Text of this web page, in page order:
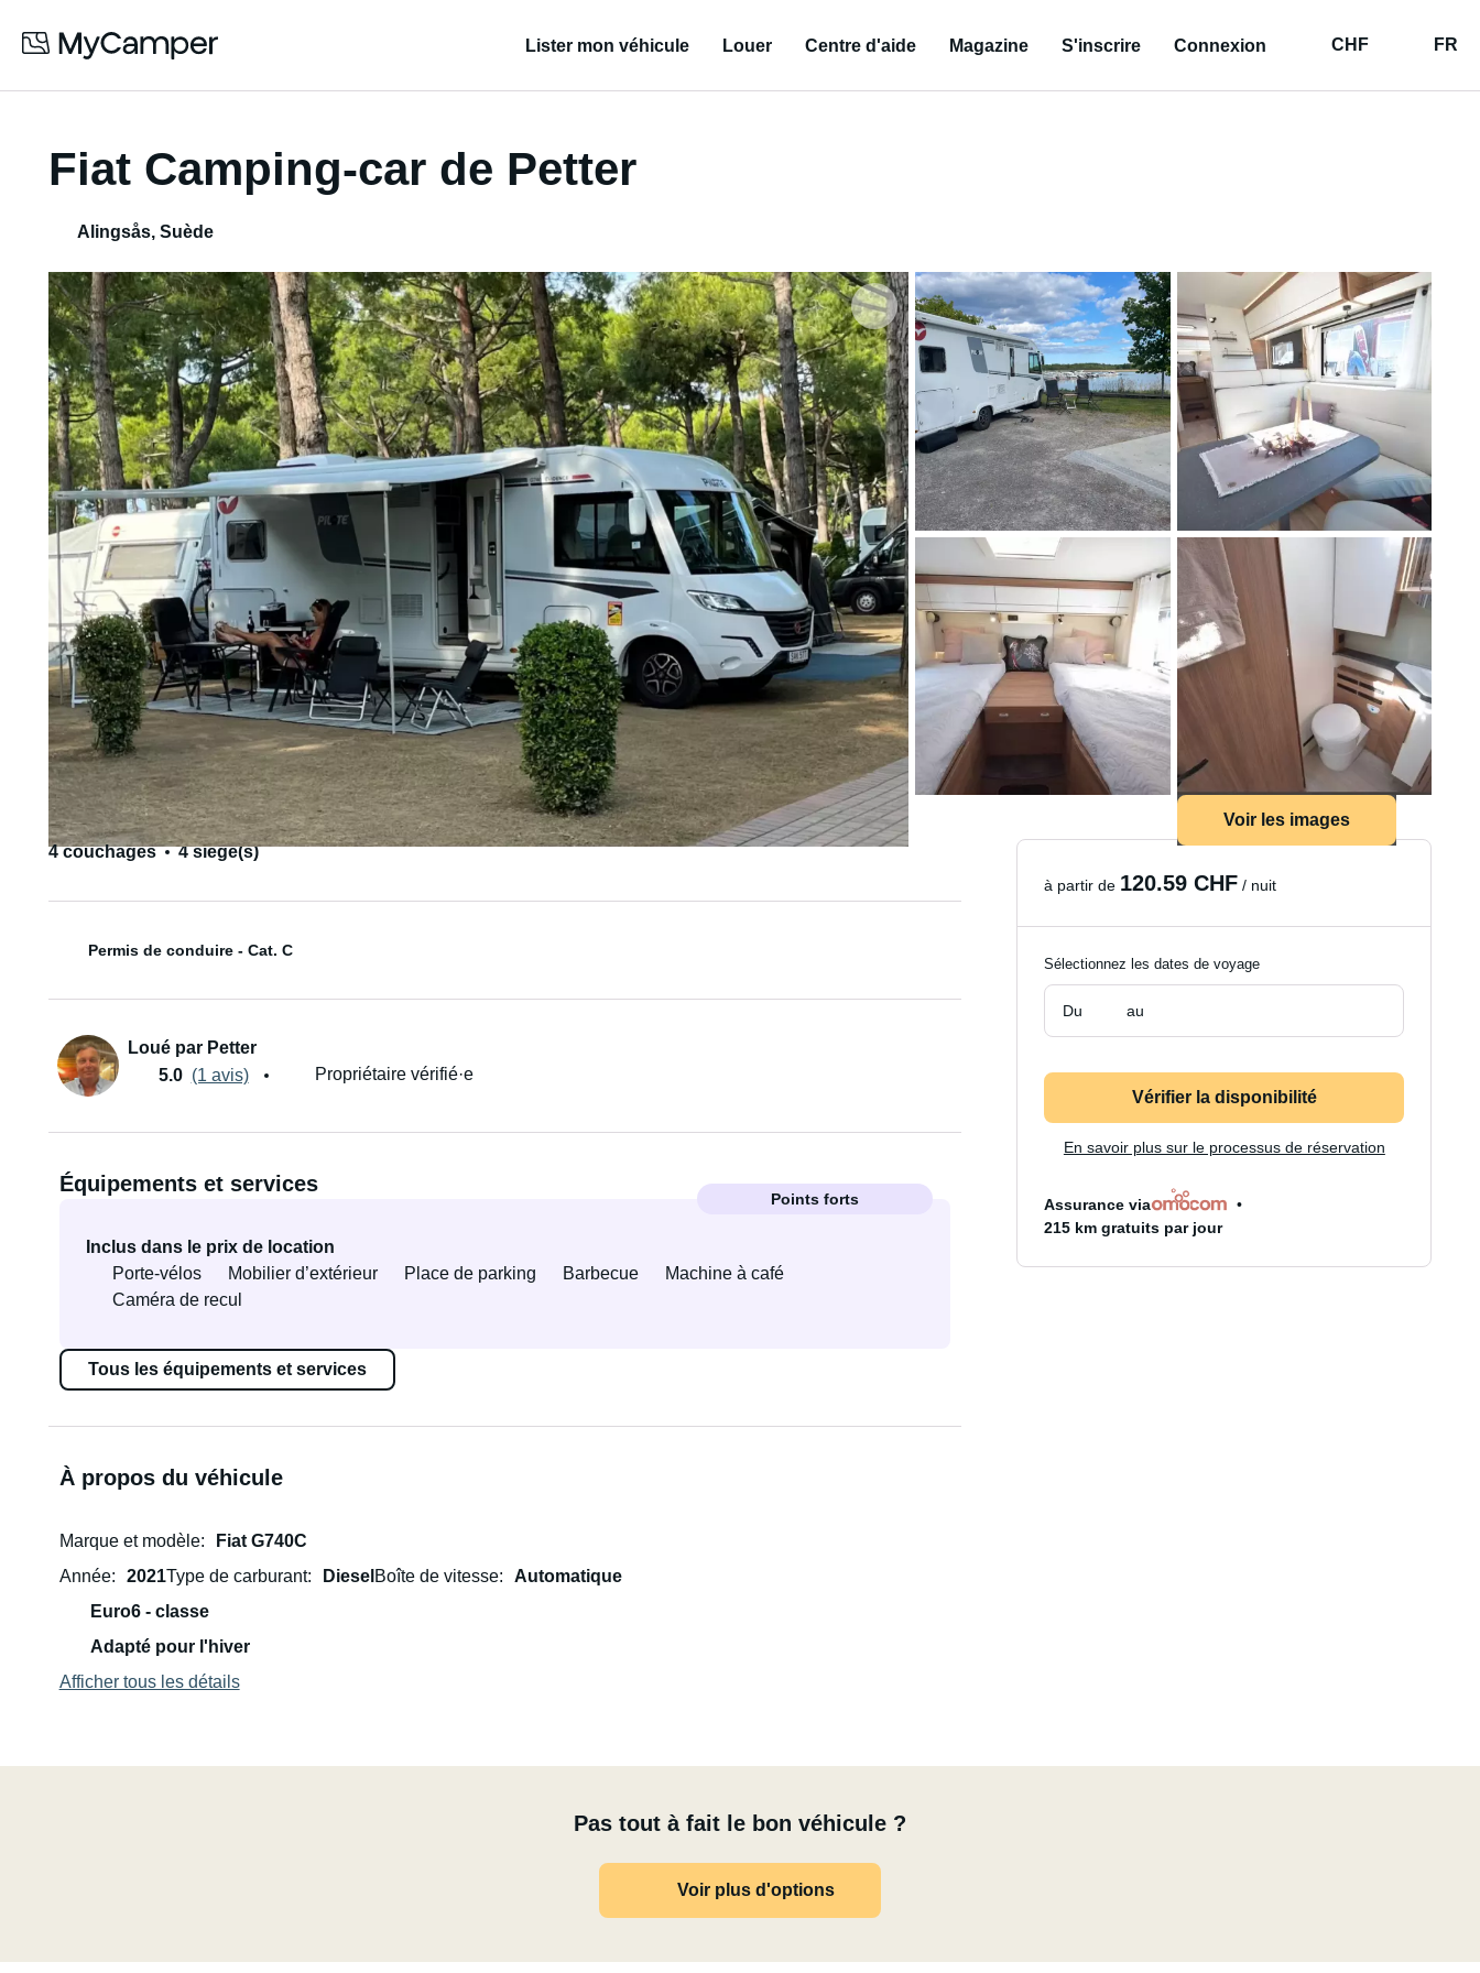
Lister mon véhicule Louer Centre d'aide Magazine S'inscrire Connexion CHF FR
Fiat Camping-car de Petter
Alingsås, Suède
Voir les images
4 couchages
4 siège(s)
Permis de conduire - Cat. C
Loué par Petter
5.0 (1 avis) Propriétaire vérifié·e
Équipements et services
Points forts
Inclus dans le prix de location
Porte-vélos
Mobilier d’extérieur Place de parking Barbecue
Machine à café
Caméra de recul
Tous les équipements et services
À propos du véhicule
Marque et modèle
Fiat G740C
Année
2021Type de carburant Diesel Boîte de vitesse
Automatique
Euro6 - classe
Adapté pour l'hiver
Afficher tous les détails
Pas tout à fait le bon véhicule ?
Voir plus d'options
à partir de 120.59 CHF / nuit
Sélectionnez les dates de voyage
Du au
Vérifier la disponibilité
En savoir plus sur le processus de réservation
Assurance via
215 km gratuits par jour